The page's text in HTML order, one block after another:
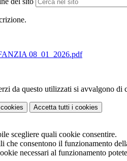
08_01_2026.pdf
da questo utilizzati si avvalgono
Accetta tutti i cookies
scegliere quali cookie consentire.
che consentono il funzionamento
necessari al funzionamento